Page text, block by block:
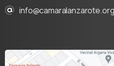
info@camaralanzarote.org